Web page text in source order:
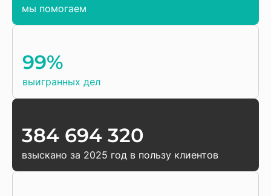
мы помогаем
99%
выигранных дел
384 694 320
взыскано за 2025 год в пользу клиентов